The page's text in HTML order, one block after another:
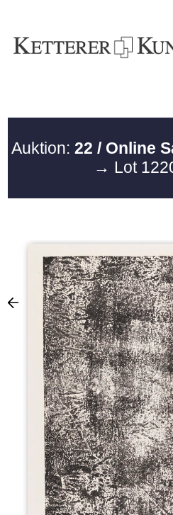
Auktion: 22 / Online
→ Lot